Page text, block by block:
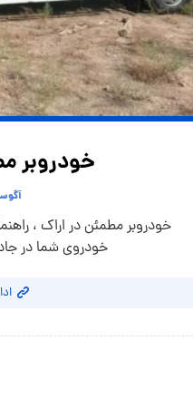
خودروبر
آگوست
خودروبر مطمئن در اراک ،
خودروی شما در